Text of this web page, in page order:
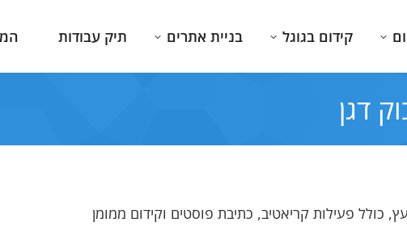
קידום בגוגל בניית אתרים תיק עבודות
דגן
כולל פעילות קריאטיב, כתיבת פוסטים וקידום ממומן